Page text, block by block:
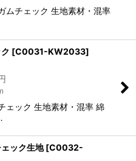
ムチェック 生地素材・混率
[C0031-KW2033]
ェック 生地素材・混率 綿
ック生地 [C0032-